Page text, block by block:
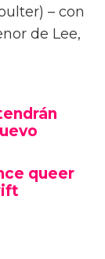
– con
de Lee,
queer